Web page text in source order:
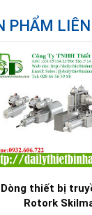
PHẨM
Dòng thiết bị
Rotork